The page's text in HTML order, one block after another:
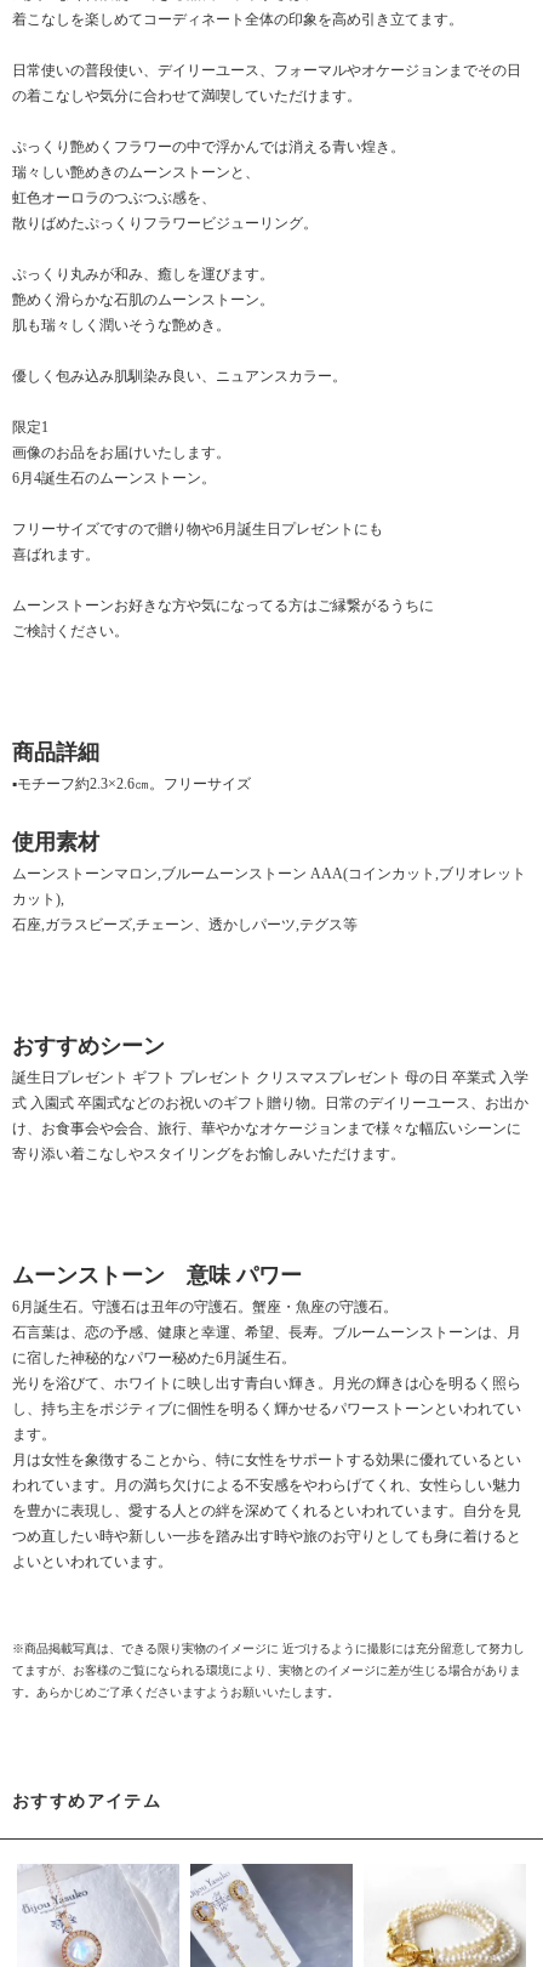
着こなしを楽しめてコーディネート全体の印象を高め引き立てます。
日常使いの普段使い、デイリーユース、フォーマルやオケージョンまでその日
の着こなしや気分に合わせて満喫していただけます。
ぷっくり艶めくフラワーの中で浮かんでは消える青い煌き。
瑞々しい艶めきのムーンストーンと、
虹色オーロラのつぶつぶ感を、
散りばめたぷっくりフラワービジューリング。
ぷっくり丸みが和み、癒しを運びます。
艶めく滑らかな石肌のムーンストーン。
肌も瑞々しく潤いそうな艶めき。
優しく包み込み肌馴染み良い、ニュアンスカラー。
限定1
画像のお品をお届けいたします。
6月4誕生石のムーンストーン。
フリーサイズですので贈り物や6月誕生日プレゼントにも
喜ばれます。
ムーンストーンお好きな方や気になってる方はご縁繋がるうちに
ご検討ください。
商品詳細
▪モチーフ約2.3×2.6㎝。フリーサイズ
使用素材
ムーンストーンマロン,ブルームーンストーン AAA(コインカット,ブリオレット
カット),
石座,ガラスビーズ,チェーン、透かしパーツ,テグス等
おすすめシーン
誕生日プレゼント ギフト プレゼント クリスマスプレゼント 母の日 卒業式 入学
式 入園式 卒園式などのお祝いのギフト贈り物。日常のデイリーユース、お出か
け、お食事会や会合、旅行、華やかなオケージョンまで様々な幅広いシーンに
寄り添い着こなしやスタイリングをお愉しみいただけます。
ムーンストーン 意味 パワー
6月誕生石。守護石は丑年の守護石。蟹座・魚座の守護石。
石言葉は、恋の予感、健康と幸運、希望、長寿。ブルームーンストーンは、月
に宿した神秘的なパワー秘めた6月誕生石。
光りを浴びて、ホワイトに映し出す青白い輝き。月光の輝きは心を明るく照ら
し、持ち主をポジティブに個性を明るく輝かせるパワーストーンといわれてい
ます。
月は女性を象徴することから、特に女性をサポートする効果に優れているとい
われています。月の満ち欠けによる不安感をやわらげてくれ、女性らしい魅力
を豊かに表現し、愛する人との絆を深めてくれるといわれています。自分を見
つめ直したい時や新しい一歩を踏み出す時や旅のお守りとしても身に着けると
よいといわれています。
※商品掲載写真は、できる限り実物のイメージに 近づけるように撮影には充分留意して努力し
てますが、お客様のご覧になられる環境により、実物とのイメージに差が生じる場合がありま
す。あらかじめご了承くださいますようお願いいたします。
おすすめアイテム